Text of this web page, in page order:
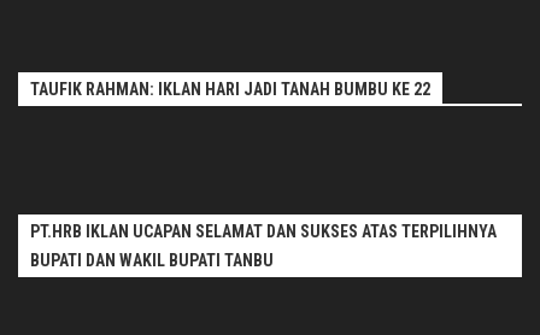
TAUFIK RAHMAN: IKLAN HARI JADI TANAH BUMBU KE 22
PT.HRB IKLAN UCAPAN SELAMAT DAN SUKSES ATAS TERPILIHNYA
BUPATI DAN WAKIL BUPATI TANBU